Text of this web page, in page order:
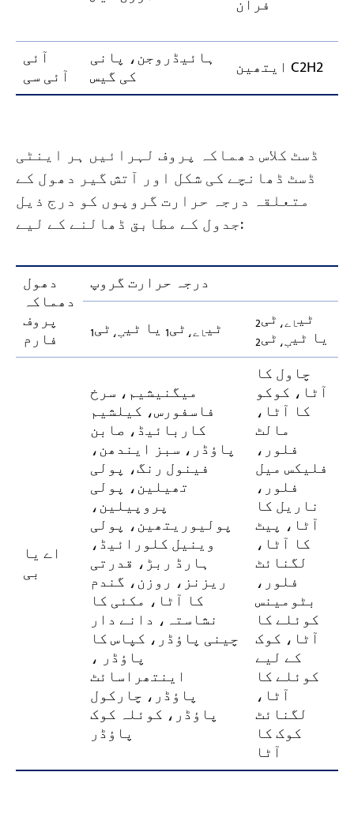
فران
آئی
آئی سی
ہائیڈروجن، پانی
کی گیس ایتھین C2H2
ڈسٹ کلاس دھماکہ پروف لہرائیں ہر اینٹی
ڈسٹ ڈھانچے کی شکل اور آتش گیر دھول کے
متعلقہ درجہ حرارت گروپوں کو درج ذیل
جدول کے مطابق ڈھالنے کے لیے:
دھول
دھماکہ
پروف
فارم
درجہ حرارت گروپ
ٹیاے، ٹی1یا ٹیب، ٹی1
ٹیاے، ٹی2
یا ٹیب، ٹی2
اے یا
بی
میگنیشیم، سرخ
فاسفورس، کیلشیم
کاربائیڈ، صابن
پاؤڈر، سبز ایندھن،
فینول رنگ، پولی
تھیلین، پولی
پروپیلین،
پولیوریتھین، پولی
وینیل کلورائیڈ،
ہارڈ ربڑ، قدرتی
ریزنز، روزن، گندم
کا آٹا، مکئی کا
نشاستہ، دانے دار
چینی پاؤڈر، کپاس کا
پاؤڈر ،
اینتھراسائٹ
پاؤڈر، چارکول
پاؤڈر، کوئلہ کوک
پاؤڈر
چاول کا
آٹا، کوکو
کا آٹا،
مالٹ
فلور،
فلیکس میل
فلور،
ناریل کا
آٹا، پیٹ
کا آٹا،
لگنائٹ
فلور،
بٹومینس
کوئلے کا
آٹا، کوک
کے لیے
کوئلے کا
آٹا،
لگنائٹ
کوک کا
آٹا